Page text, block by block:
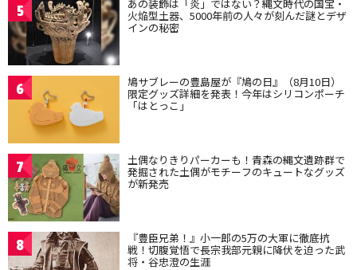
5 あの装飾は「炎」ではない？縄文時代の国宝・
火焔型土器、5000年前の人々が刻んだ謎とデザ
インの秘密
6 鳩サブレーの豊島屋が『鳩の日』（8月10日）
限定グッズ詳細を発表！今年はシリコンポーチ
「はとっこ」
7 土偶なりきりパーカーも！青森の縄文遺跡群で
発掘された土偶がモチーフのキュートなグッズ
が新発売
8 『豊臣兄弟！』小一郎の5万の大軍に徹底抗
戦！切腹覚悟で長宗我部元親に降伏を迫った武
将・谷忠澄の生涯